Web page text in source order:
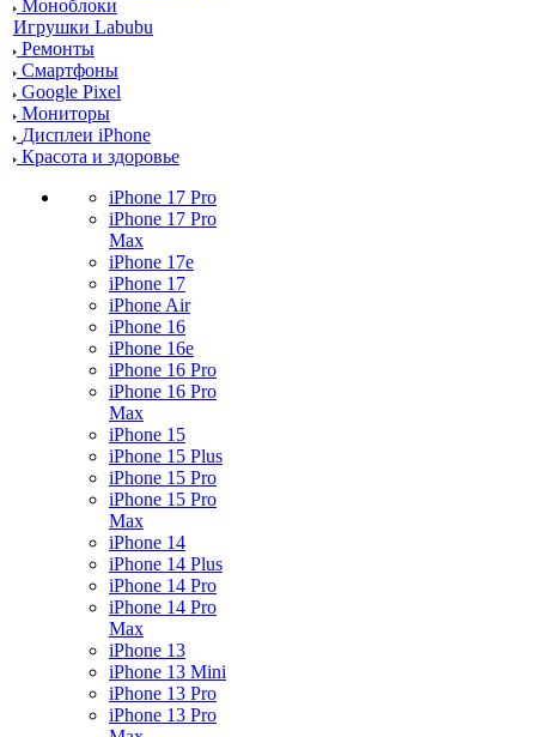
Моноблоки
Игрушки Labubu
Ремонты
Смартфоны
Google Pixel
Мониторы
Дисплеи iPhone
Красота и здоровье
iPhone 17 Pro
iPhone 17 Pro
Max
iPhone 17e
iPhone 17
iPhone Air
iPhone 16
iPhone 16e
iPhone 16 Pro
iPhone 16 Pro
Max
iPhone 15
iPhone 15 Plus
iPhone 15 Pro
iPhone 15 Pro
Max
iPhone 14
iPhone 14 Plus
iPhone 14 Pro
iPhone 14 Pro
Max
iPhone 13
iPhone 13 Mini
iPhone 13 Pro
iPhone 13 Pro